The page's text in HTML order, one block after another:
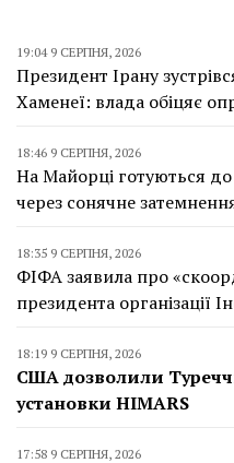
19:04 9 СЕРПНЯ, 2026
Президент Ірану
Хаменеї: влада обіцяє
18:46 9 СЕРПНЯ, 2026
На Майорці готуються
через сонячне
18:35 9 СЕРПНЯ, 2026
ФІФА заявила про
президента організації
18:19 9 СЕРПНЯ, 2026
США дозволили
установки HIMARS
17:58 9 СЕРПНЯ, 2026